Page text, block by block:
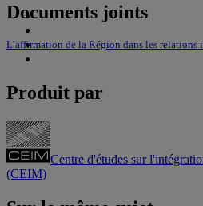
Documents joints
L’affirmation de la Région dans les relations
Produit par
Centre d'études sur
(CEIM)